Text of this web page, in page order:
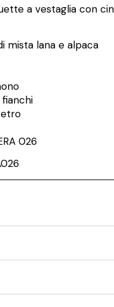
a vestaglia con
mista lana e alpaca
026